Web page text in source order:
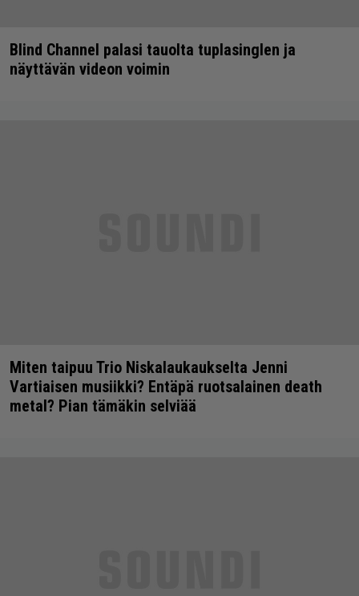
Blind Channel palasi tauolta tuplasinglen ja
näyttävän videon voimin
Miten taipuu Trio Niskalaukaukselta Jenni
Vartiaisen musiikki? Entäpä ruotsalainen death
metal? Pian tämäkin selviää